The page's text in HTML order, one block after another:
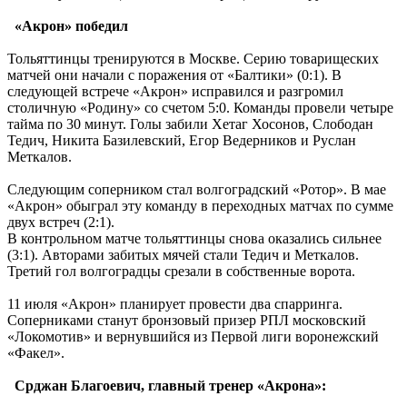
«Акрон» победил
Тольяттинцы тренируются в Москве. Серию товарищеских
матчей они начали с поражения от «Балтики» (0:1). В
следующей встрече «Акрон» исправился и разгромил
столичную «Родину» со счетом 5:0. Команды провели четыре
тайма по 30 минут. Голы забили Хетаг Хосонов, Слободан
Тедич, Никита Ба­зилевский, Егор Ведерников и Руслан
Меткалов.
Следующим соперником стал волгоградский «Ротор». В мае
«Акрон» обыграл эту команду в переходных матчах по сумме
двух встреч (2:1).
В контрольном матче тольяттинцы снова оказались сильнее
(3:1). Авторами забитых мячей стали Тедич и Меткалов.
Третий гол волгоградцы срезали в собственные ворота.
11 июля «Акрон» планирует провести два спарринга.
Соперниками станут бронзовый призер РПЛ московский
«Локомотив» и вернувшийся из Первой лиги воронежский
«Факел».
Срджан Благоевич, главный тренер «Акрона»: